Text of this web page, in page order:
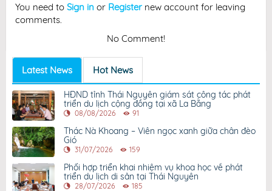
You need to Sign in or Register new account for leaving
comments.
No Comment!
Latest News Hot News
HĐND tỉnh Thái Nguyên giám sát công tác phát
triển du lịch cộng đồng tại xã La Bằng
08/08/2026 91
Thác Nà Khoang – Viên ngọc xanh giữa chân đèo
Gió
31/07/2026 159
Phối hợp triển khai nhiệm vụ khoa học về phát
triển du lịch di sản tại Thái Nguyên
28/07/2026 185